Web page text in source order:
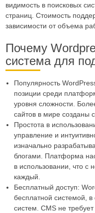
видимость в поисковых
страниц. Стоимость
зависимости от объема
Почему
система для
Популярность
позиции среди
уровня сложности.
сайтов в мире созданы
Простота в
управление и
изначально
блогами. Платформа
в использовании, что с
каждый.
Бесплатный доступ:
бесплатной системой, в
систем. CMS не